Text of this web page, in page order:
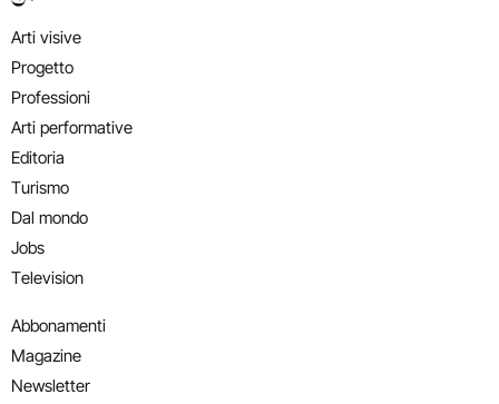
Arti visive
Progetto
Professioni
Arti performative
Editoria
Turismo
Dal mondo
Jobs
Television
Abbonamenti
Magazine
Newsletter